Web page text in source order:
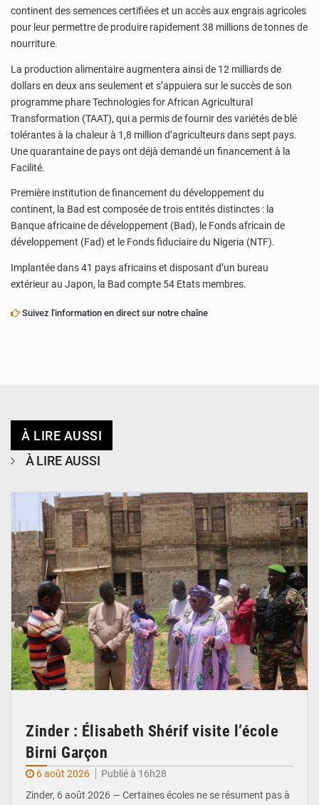
continent des semences certifiées et un accès aux engrais agricoles
pour leur permettre de produire rapidement 38 millions de tonnes de
nourriture.
La production alimentaire augmentera ainsi de 12 milliards de
dollars en deux ans seulement et s’appuiera sur le succès de son
programme phare Technologies for African Agricultural
Transformation (TAAT), qui a permis de fournir des variétés de blé
tolérantes à la chaleur à 1,8 million d’agriculteurs dans sept pays.
Une quarantaine de pays ont déjà demandé un financement à la
Facilité.
Première institution de financement du développement du
continent, la Bad est composée de trois entités distinctes : la
Banque africaine de développement (Bad), le Fonds africain de
développement (Fad) et le Fonds fiduciaire du Nigeria (NTF).
Implantée dans 41 pays africains et disposant d’un bureau
extérieur au Japon, la Bad compte 54 Etats membres.
Suivez l'information en direct sur notre chaîne
À LIRE AUSSI
À LIRE AUSSI
Zinder : Élisabeth Shérif visite l’école
Birni Garçon
6 août 2026
Publié à 16h28
Zinder, 6 août 2026 — Certaines écoles ne se résument pas à